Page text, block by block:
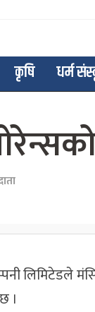
कृषि धर्म
लिमिटेडले
।